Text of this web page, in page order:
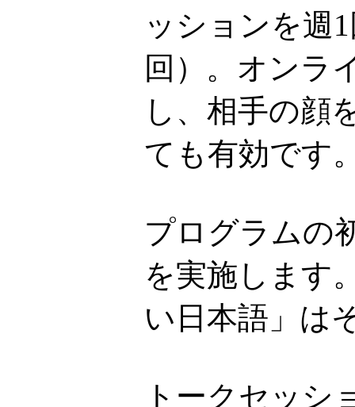
ッションを週
回）。オンラ
し、相手の顔
ても有効です
プログラムの
を実施します
い日本語」は
トークセッシ